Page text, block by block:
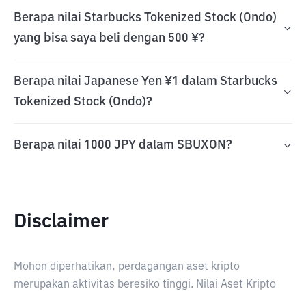
Berapa nilai Starbucks Tokenized Stock (Ondo)
yang bisa saya beli dengan 500 ¥?
Berapa nilai Japanese Yen ¥1 dalam Starbucks
Tokenized Stock (Ondo)?
Berapa nilai 1000 JPY dalam SBUXON?
Disclaimer
Mohon diperhatikan, perdagangan aset kripto
merupakan aktivitas beresiko tinggi. Nilai Aset Kripto